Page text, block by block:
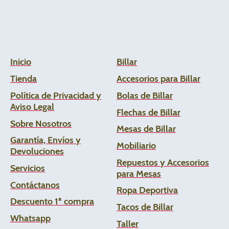
Inicio
Tienda
Política de Privacidad y
Aviso Legal
Sobre Nosotros
Garantía, Envíos y
Devoluciones
Servicios
Contáctanos
Descuento 1ª compra
Whatsapp
Billar
Accesorios para Billar
Bolas de Billar
Flechas de Billar
Mesas de Billar
Mobiliario
Repuestos y Accesorios
para Mesas
Ropa Deportiva
Tacos de Billar
Taller